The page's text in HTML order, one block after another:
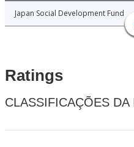
Japan Social Development Fund
Ratings
CLASSIFICAÇÕES